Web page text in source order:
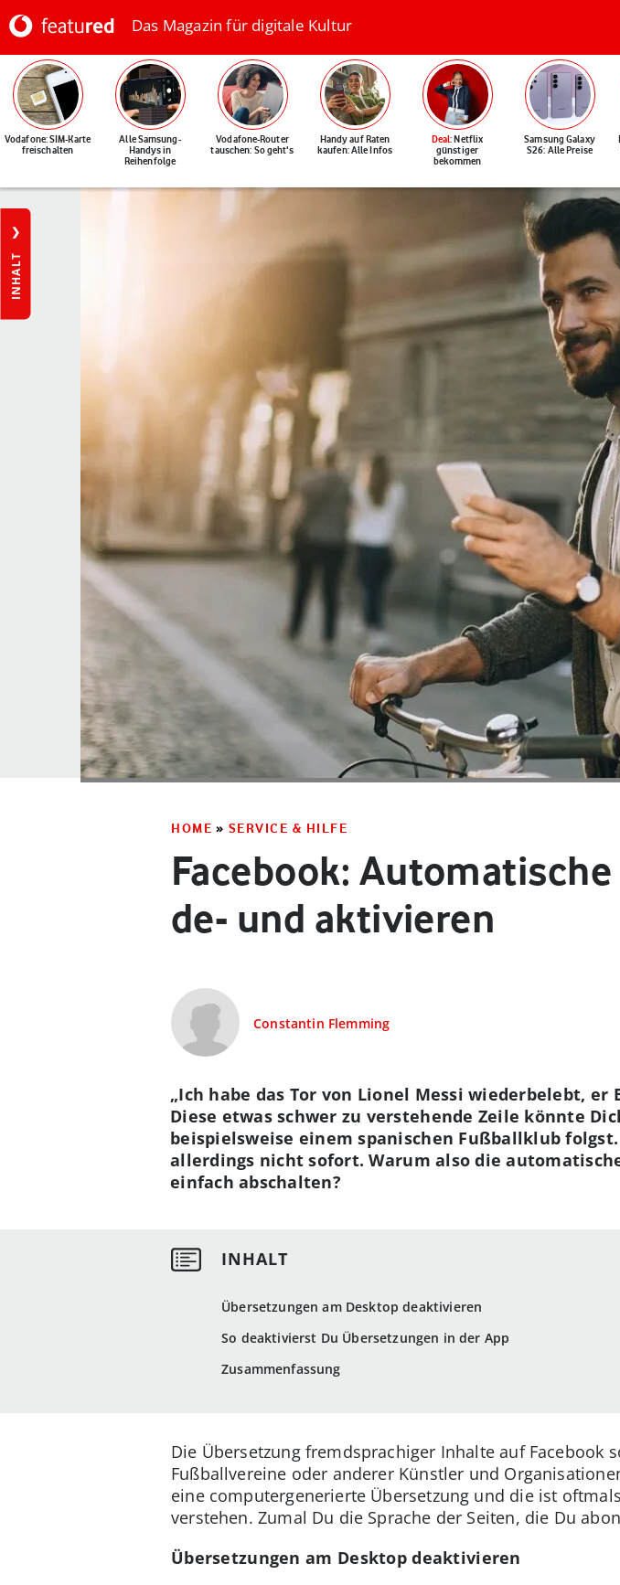
Das Magazin für digitale Kultur
Vodafone: SIM-Karte
freischalten
Alle Samsung-
Handys in
Reihenfolge
Vodafone-Router
tauschen: So geht's
Handy auf Raten
kaufen: Alle Infos
Deal: Netflix
günstiger
bekommen
Samsung Galaxy
S26: Alle Preise
INHALT
HOME » SERVICE & HILFE
Facebook:
de- und aktivieren
Constantin Flemming
Übersetzungen am Desktop deaktivieren
So deaktivierst Du Übersetzungen in der App
Zusammenfassung
„Ich habe das Tor von Lionel Messi wiederbelebt, er
Diese etwas schwer zu verstehende Zeile könnte
beispielsweise einem spanischen Fußballklub
allerdings nicht sofort. Warum also die
einfach abschalten?
Die Übersetzung fremdsprachiger Inhalte auf Facebook
Fußballvereine oder anderer Künstler und
eine computergenerierte Übersetzung und die ist
verstehen. Zumal Du die Sprache der Seiten, die Du
Übersetzungen am Desktop deaktivieren